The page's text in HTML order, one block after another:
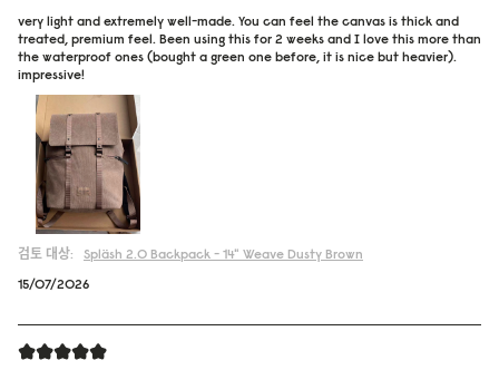
very light and extremely well-made. You can feel the canvas is thick and
treated, premium feel. Been using this for 2 weeks and I love this more than
the waterproof ones (bought a green one before, it is nice but heavier).
impressive!
검토 대상: Spläsh 2.0 Backpack - 14" Weave Dusty Brown
15/07/2026